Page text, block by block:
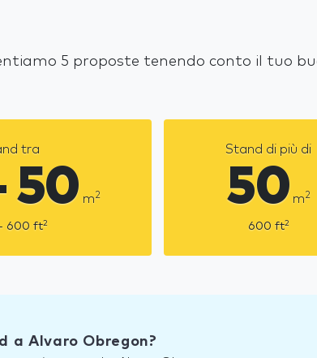
5 proposte tenendo conto il tuo
tra
50 m2
600 ft2
Stand di più di
50 m2
600 ft2
a Alvaro Obregon?